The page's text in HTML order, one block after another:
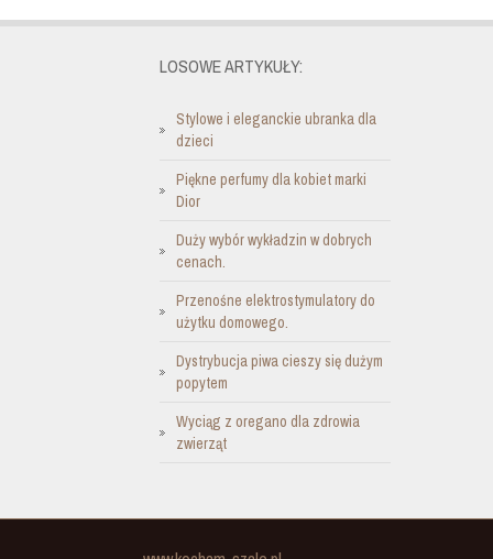
LOSOWE ARTYKUŁY:
Stylowe i eleganckie ubranka dla
dzieci
Piękne perfumy dla kobiet marki
Dior
Duży wybór wykładzin w dobrych
cenach.
Przenośne elektrostymulatory do
użytku domowego.
Dystrybucja piwa cieszy się dużym
popytem
Wyciąg z oregano dla zdrowia
zwierząt